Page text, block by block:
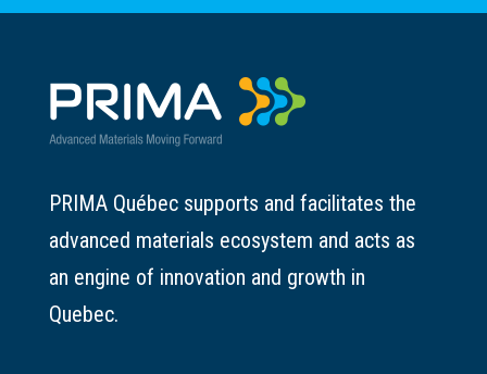
PRIMA Québec supports and facilitates the
advanced materials ecosystem and acts as
an engine of innovation and growth in
Quebec.